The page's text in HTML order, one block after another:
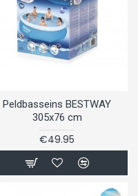
Peldbasseins BESTWAY
305x76 cm
€49.95